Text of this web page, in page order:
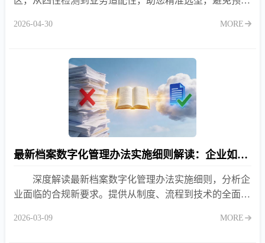
2026-04-30 MORE
最新档案数字化管理办法实施细则解读：企业如何应对？
深度解读最新档案数字化管理办法实施细则，分析企
业面临的合规新要求。提供从制度、流程到技术的全面应
2026-03-09 MORE